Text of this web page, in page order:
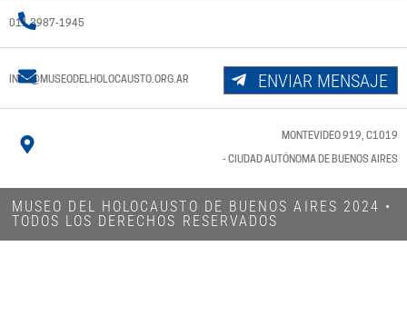
011 3987-1945
INFO@MUSEODELHOLOCAUSTO.ORG.AR ENVIAR MENSAJE
MONTEVIDEO 919, C1019
- CIUDAD AUTÓNOMA DE BUENOS AIRES
MUSEO DEL HOLOCAUSTO DE BUENOS AIRES 2024​ •
TODOS LOS DERECHOS RESERVADOS